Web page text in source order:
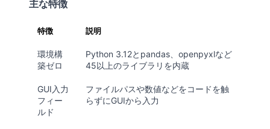
主な特徴
特徴 説明
環境構
築ゼロ
Python 3.12とpandas、openpyxlなど
45以上のライブラリ を内蔵
GUI入力
フィー
ルド
ファイルパスや数値などをコードを触
らずにGUIから入力